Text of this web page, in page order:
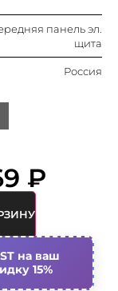
панель эл.
щита
Россия
Нет
₽
на ваш
15%